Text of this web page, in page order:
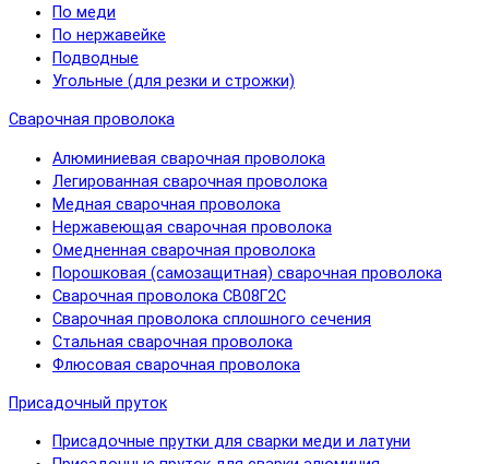
По меди
По нержавейке
Подводные
Угольные (для резки и строжки)
Сварочная проволока
Алюминиевая сварочная проволока
Легированная сварочная проволока
Медная сварочная проволока
Нержавеющая сварочная проволока
Омедненная сварочная проволока
Порошковая (самозащитная) сварочная проволока
Сварочная проволока СВ08Г2С
Сварочная проволока сплошного сечения
Стальная сварочная проволока
Флюсовая сварочная проволока
Присадочный пруток
Присадочные прутки для сварки меди и латуни